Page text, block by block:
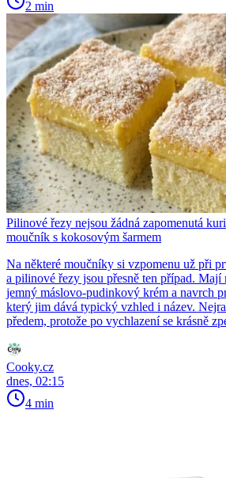
2 min
Pilinové řezy nejsou žádná zapomenutá
moučník s kokosovým šarmem
Na některé moučníky si vzpomenu už při
a pilinové řezy jsou přesně ten případ. Mají
jemný máslovo-pudinkový krém a navrch
který jim dává typický vzhled i název.
předem, protože po vychlazení se krásně
Cooky.cz
dnes, 02:15
4 min